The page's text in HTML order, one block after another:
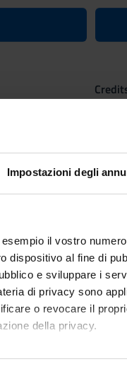
Impostazioni degli
il vostro
dispositivo al fine di
e sviluppare i
di privacy sono
o revocare il
della privacy.
(2025/2026) -